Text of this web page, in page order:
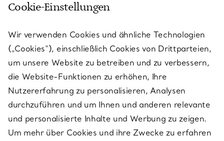
KUNDENSERVICE
SERVICES
ÜBER TIFFANY & CO.
RECHTLICHE HINWEISE
Cookie-Einstellungen
Wir verwenden Cookies und ähnliche Technologien
(„Cookies“), einschließlich Cookies von Drittparteien,
um unsere Website zu betreiben und zu verbessern,
die Website-Funktionen zu erhöhen, Ihre
Nutzererfahrung zu personalisieren, Analysen
durchzuführen und um Ihnen und anderen relevante
und personalisierte Inhalte und Werbung zu zeigen.
Um mehr über Cookies und ihre Zwecke zu erfahren